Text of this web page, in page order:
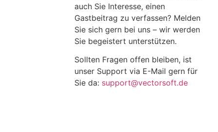
auch Sie Interesse, einen
Gastbeitrag zu verfassen? Melden
Sie sich gern bei uns – wir werden
Sie begeistert unterstützen.
Sollten Fragen offen bleiben, ist
unser Support via E-Mail gern für
Sie da: support@vectorsoft.de